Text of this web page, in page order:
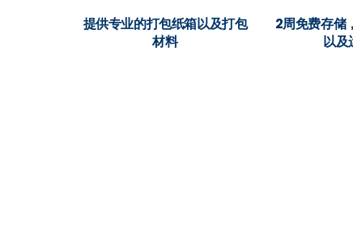
提供专业的打包纸箱以及打包
材料
2周免费存储
以及